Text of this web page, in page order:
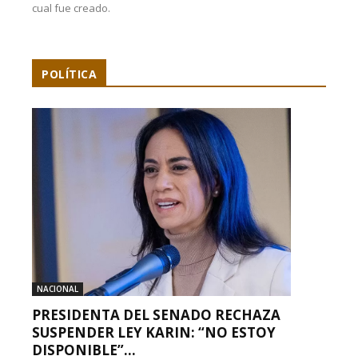
cual fue creado.
POLÍTICA
NACIONAL
PRESIDENTA DEL SENADO RECHAZA
SUSPENDER LEY KARIN: “NO ESTOY
DISPONIBLE”...